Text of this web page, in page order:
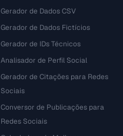
Gerador de Dados CSV
Gerador de Dados Fictícios
Gerador de IDs Técnicos
Analisador de Perfil Social
Gerador de Citações para Redes
Sociais
Conversor de Publicações para
Redes Sociais